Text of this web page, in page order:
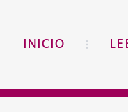
INICIO